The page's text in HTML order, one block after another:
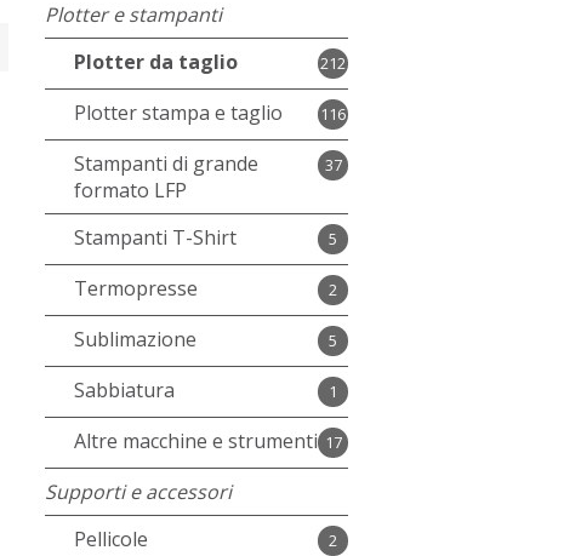
Plotter e stampanti
212
Plotter da taglio
116
Plotter stampa e taglio
37
Stampanti di grande
formato LFP
5
Stampanti T-Shirt
2
Termopresse
5
Sublimazione
1
Sabbiatura
17
Altre macchine e strumenti
Supporti e accessori
2
Pellicole